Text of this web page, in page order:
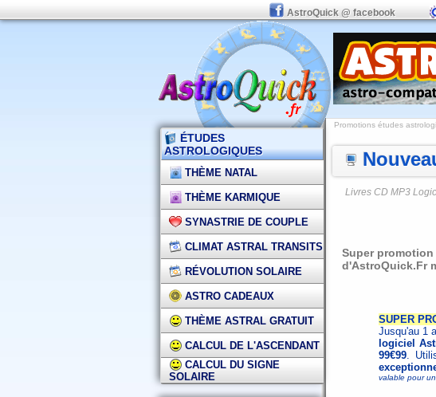
AstroQuick @ facebook
ÉTUDES
ASTROLOGIQUES
THÈME NATAL
THÈME KARMIQUE
SYNASTRIE DE COUPLE
CLIMAT ASTRAL TRANSITS
RÉVOLUTION SOLAIRE
ASTRO CADEAUX
THÈME ASTRAL GRATUIT
CALCUL DE L'ASCENDANT
CALCUL DU SIGNE
SOLAIRE
Promotions études
Livres CD MP3
Super
d'AstroQuick.Fr
SUPER
Jusqu'au 1
logiciel
99€99.
valable pour